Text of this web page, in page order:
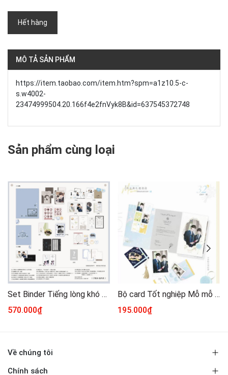
Hết hàng
MÔ TẢ SẢN PHẨM
https://item.taobao.com/item.htm?spm=a1z10.5-c-
s.w4002-
23474999504.20.166f4e2fnVyk8B&id=637545372748
Sản phẩm cùng loại
Set Binder Tiếng lòng khó giấu chính hãng
570.000₫
Bộ card Tốt nghiệp Mỗ mỗ chính hãng
195.000₫
Về chúng tôi
Chính sách